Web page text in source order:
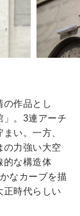
の作品とし
」。3連アーチ
い。一方、
の力強い大空
的な構造体
なカーブを描
正時代らしい